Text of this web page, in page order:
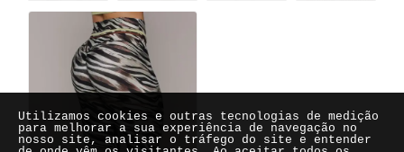
Utilizamos cookies e outras tecnologias de medição
para melhorar a sua experiência de navegação no
nosso site, analisar o tráfego do site e entender